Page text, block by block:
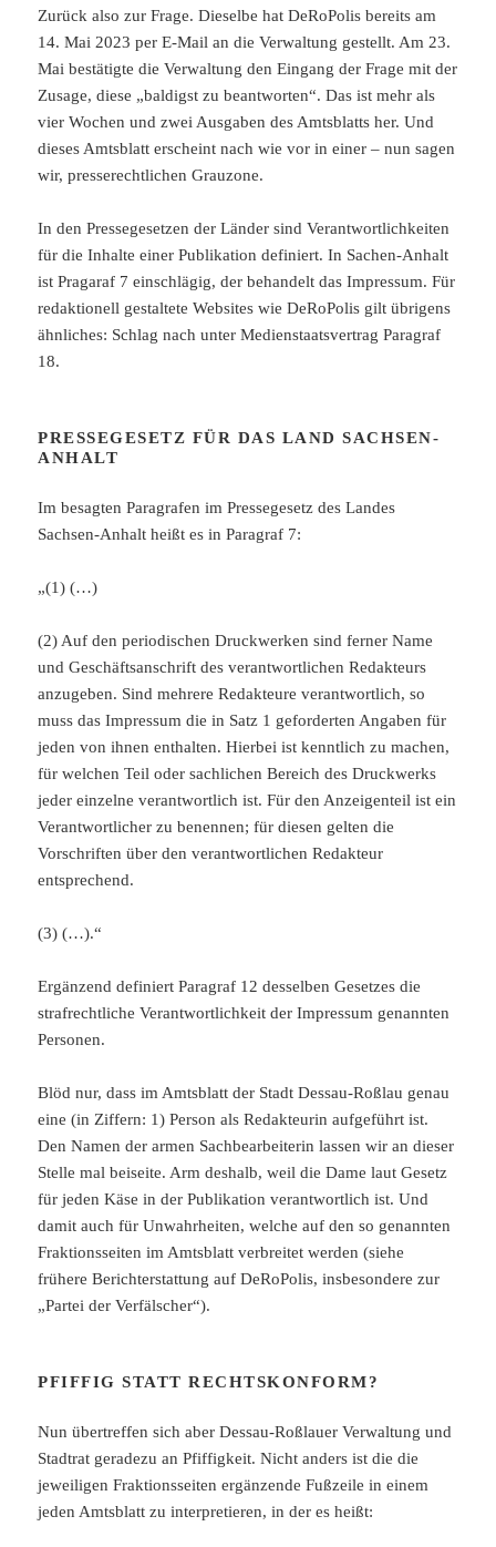
Zurück also zur Frage. Dieselbe hat DeRoPolis bereits am
14. Mai 2023 per E-Mail an die Verwaltung gestellt. Am 23.
Mai bestätigte die Verwaltung den Eingang der Frage mit der
Zusage, diese „baldigst zu beantworten“. Das ist mehr als
vier Wochen und zwei Ausgaben des Amtsblatts her. Und
dieses Amtsblatt erscheint nach wie vor in einer – nun sagen
wir, presserechtlichen Grauzone.
In den Pressegesetzen der Länder sind Verantwortlichkeiten
für die Inhalte einer Publikation definiert. In Sachen-Anhalt
ist Pragaraf 7 einschlägig, der behandelt das Impressum. Für
redaktionell gestaltete Websites wie DeRoPolis gilt übrigens
ähnliches: Schlag nach unter Medienstaatsvertrag Paragraf
18.
PRESSEGESETZ FÜR DAS LAND SACHSEN-
ANHALT
Im besagten Paragrafen im Pressegesetz des Landes
Sachsen-Anhalt heißt es in Paragraf 7:
„(1) (…)
(2) Auf den periodischen Druckwerken sind ferner Name
und Geschäftsanschrift des verantwortlichen Redakteurs
anzugeben. Sind mehrere Redakteure verantwortlich, so
muss das Impressum die in Satz 1 geforderten Angaben für
jeden von ihnen enthalten. Hierbei ist kenntlich zu machen,
für welchen Teil oder sachlichen Bereich des Druckwerks
jeder einzelne verantwortlich ist. Für den Anzeigenteil ist ein
Verantwortlicher zu benennen; für diesen gelten die
Vorschriften über den verantwortlichen Redakteur
entsprechend.
(3) (…).“
Ergänzend definiert Paragraf 12 desselben Gesetzes die
strafrechtliche Verantwortlichkeit der Impressum genannten
Personen.
Blöd nur, dass im Amtsblatt der Stadt Dessau-Roßlau genau
eine (in Ziffern: 1) Person als Redakteurin aufgeführt ist.
Den Namen der armen Sachbearbeiterin lassen wir an dieser
Stelle mal beiseite. Arm deshalb, weil die Dame laut Gesetz
für jeden Käse in der Publikation verantwortlich ist. Und
damit auch für Unwahrheiten, welche auf den so genannten
Fraktionsseiten im Amtsblatt verbreitet werden (siehe
frühere Berichterstattung auf DeRoPolis, insbesondere zur
„Partei der Verfälscher“).
PFIFFIG STATT RECHTSKONFORM?
Nun übertreffen sich aber Dessau-Roßlauer Verwaltung und
Stadtrat geradezu an Pfiffigkeit. Nicht anders ist die die
jeweiligen Fraktionsseiten ergänzende Fußzeile in einem
jeden Amtsblatt zu interpretieren, in der es heißt: